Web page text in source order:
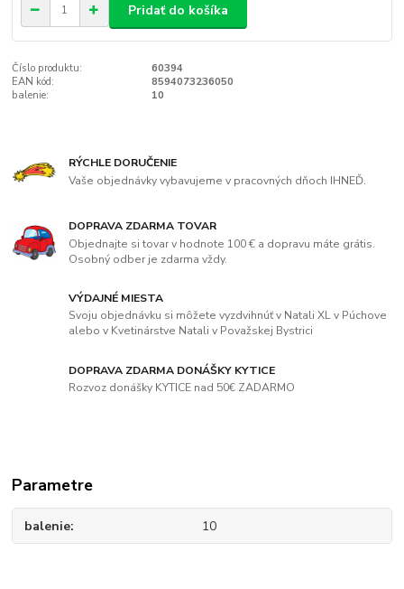
Pridať do košíka
Číslo produktu:
60394
EAN kód:
8594073236050
balenie:
10
RÝCHLE DORUČENIE
Vaše objednávky vybavujeme v pracovných dňoch IHNEĎ.
DOPRAVA ZDARMA TOVAR
Objednajte si tovar v hodnote 100 € a dopravu máte grátis.
Osobný odber je zdarma vždy.
VÝDAJNÉ MIESTA
Svoju objednávku si môžete vyzdvihnúť v Natali XL v Púchove
alebo v Kvetinárstve Natali v Považskej Bystrici
DOPRAVA ZDARMA DONÁŠKY KYTICE
Rozvoz donášky KYTICE nad 50€ ZADARMO
Parametre
balenie 10